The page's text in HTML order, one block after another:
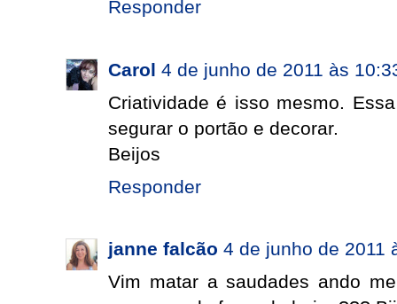
Responder
Carol 4 de junho de 2011 às
Criatividade é isso mesmo.
segurar o portão e decorar.
Beijos
Responder
janne falcão 4 de junho de 2011
Vim matar a saudades ando